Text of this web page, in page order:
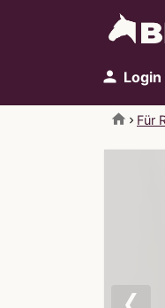
person Login
home Für